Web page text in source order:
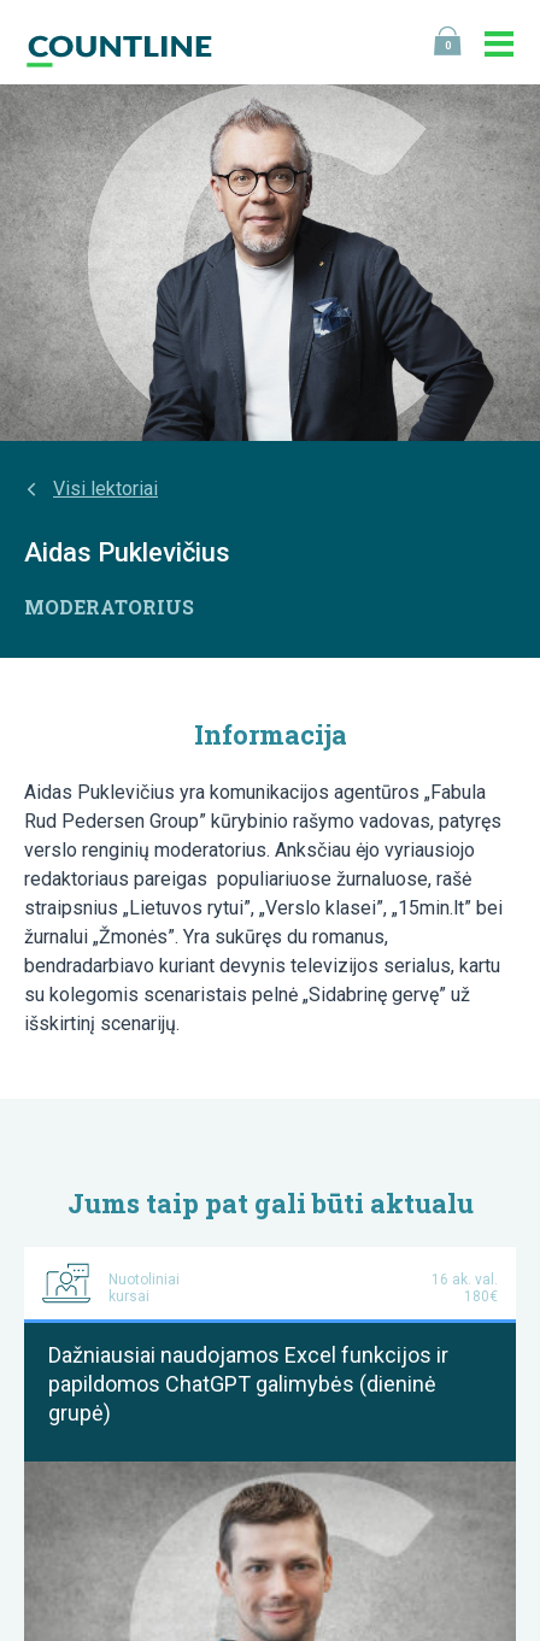
0
Visi lektoriai
Aidas Puklevičius
MODERATORIUS
Informacija
Aidas Puklevičius yra komunikacijos agentūros „Fabula
Rud Pedersen Group” kūrybinio rašymo vadovas, patyręs
verslo renginių moderatorius. Anksčiau ėjo vyriausiojo
redaktoriaus pareigas populiariuose žurnaluose, rašė
straipsnius „Lietuvos rytui”, „Verslo klasei”, „15min.lt” bei
žurnalui „Žmonės”. Yra sukūręs du romanus,
bendradarbiavo kuriant devynis televizijos serialus, kartu
su kolegomis scenaristais pelnė „Sidabrinę gervę” už
išskirtinį scenarijų.
Jums taip pat gali būti aktualu
Nuotoliniai
kursai
16 ak. val.
180€
Dažniausiai naudojamos Excel funkcijos ir
papildomos ChatGPT galimybės (dieninė
grupė)